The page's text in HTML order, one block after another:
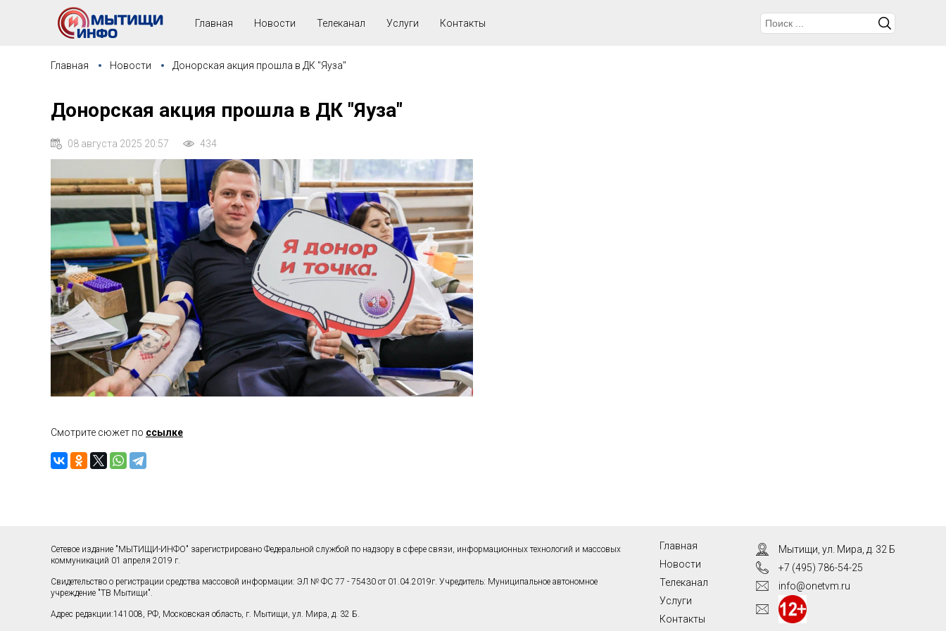
Главная Новости Телеканал Услуги Контакты
Главная Новости Донорская акция прошла в ДК "Яуза"
Донорская акция прошла в ДК "Яуза"
08 августа 2025 20:57 434
Смотрите сюжет по ссылке
Сетевое издание "МЫТИЩИ-ИНФО" зарегистрировано Федеральной службой по надзору в сфере связи, информационных технологий и массовых
коммуникаций 01 апреля 2019 г.
Свидетельство о регистрации средства массовой информации: ЭЛ № ФС 77 - 75430 от 01.04.2019г. Учредитель: Муниципальное автономное
учреждение "ТВ Мытищи".
Адрес редакции:141008, РФ, Московская область, г. Мытищи, ул. Мира, д. 32 Б.
Главная
Новости
Телеканал
Услуги
Контакты
Мытищи, ул. Мира, д. 32 Б
+7 (495) 786-54-25
info@onetvm.ru